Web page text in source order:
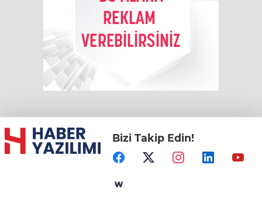
Bizi Takip Edin!